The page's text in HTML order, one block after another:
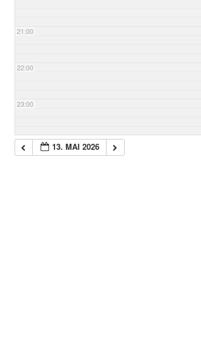
21:00
22:00
23:00
13. MAI 2026